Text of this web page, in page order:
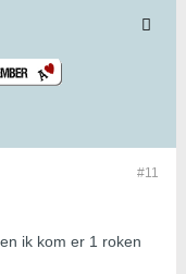
#11
ik kom er 1 roken